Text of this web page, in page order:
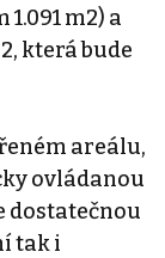
m2) a
která bude
areálu,
ovládanou
dostatečnou
tak i